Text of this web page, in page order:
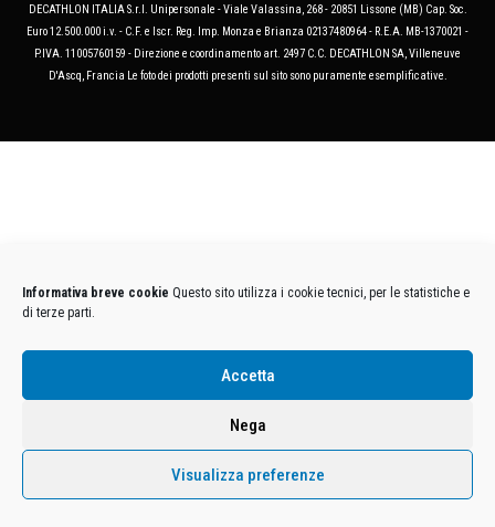
Informativa breve cookie Questo sito utilizza i cookie tecnici, per le statistiche e
di terze parti.
Accetta
Nega
Visualizza preferenze
DECATHLON ITALIA S.r.l. Unipersonale - Viale Valassina, 268 - 20851 Lissone (MB) Cap. Soc.
Euro 12.500.000 i.v. - C.F. e Iscr. Reg. Imp. Monza e Brianza 02137480964 - R.E.A. MB-1370021 -
P.IVA. 11005760159 - Direzione e coordinamento art. 2497 C.C. DECATHLON SA, Villeneuve
D'Ascq, Francia Le foto dei prodotti presenti sul sito sono puramente esemplificative.